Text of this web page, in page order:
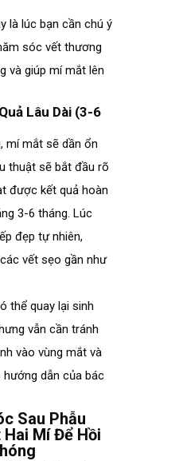
là lúc bạn cần chú ý
sóc vết thương
và giúp mí mắt lên
Lâu Dài (3-6
mí mắt sẽ dần ổn
thuật sẽ bắt đầu rõ
được kết quả hoàn
3-6 tháng. Lúc
đẹp tự nhiên,
vết sẹo gần như
thể quay lại sinh
vẫn cần tránh
vào vùng mắt và
dẫn của bác
Sau Phẫu
Mí Để Hồi